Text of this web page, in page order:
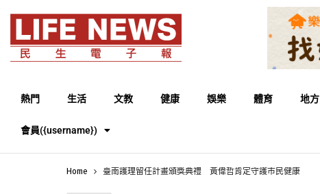
熱門 生活 文教 健康 娛樂 體育 地方
會員({username})
Home 臺南護理留任計畫頒獎典禮 黃偉哲肯定守護市民健康